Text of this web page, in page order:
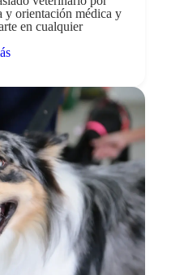
y orientación médica y
en cualquier